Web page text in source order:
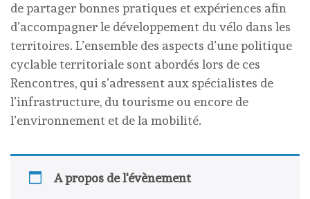
de partager bonnes pratiques et expériences afin
d’accompagner le développement du vélo dans les
territoires. L’ensemble des aspects d’une politique
cyclable territoriale sont abordés lors de ces
Rencontres, qui s’adressent aux spécialistes de
l’infrastructure, du tourisme ou encore de
l’environnement et de la mobilité.
A propos de l'évènement